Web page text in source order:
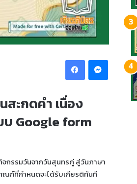
FacebookMessenger
สะกดคำ เนื่อง
บ Google form
กรรมวันจากวันสุนทรภู่ สู่วันภาษา
ณฑ์ที่กำหนดจะได้รับเกียรติทันที